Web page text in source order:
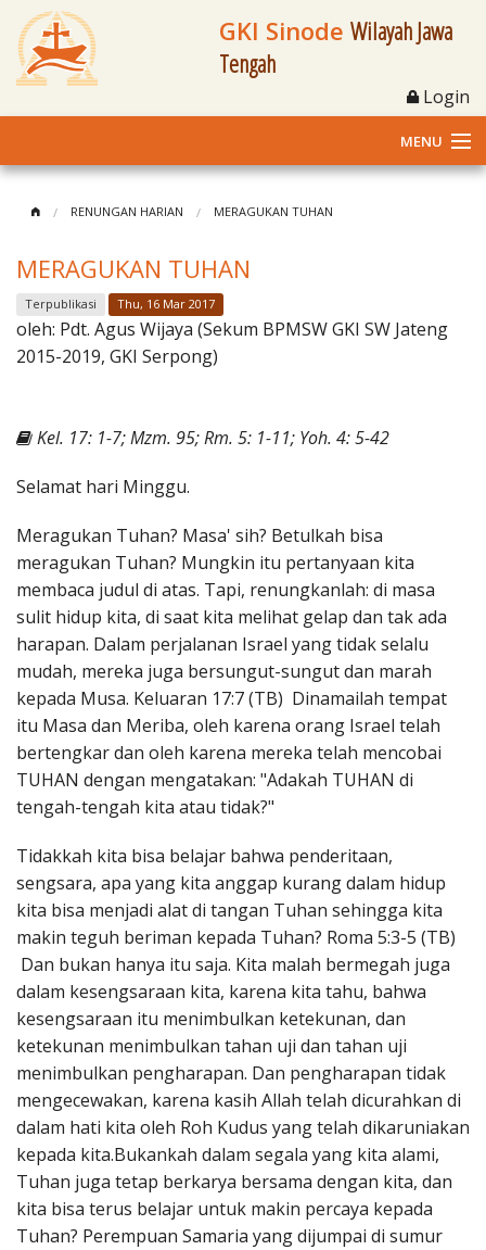
GKI Sinode Wilayah Jawa
Tengah
Login
MENU
Klasis dan Jemaat
Berita Kegiatan
Materi
RENUNGAN HARIAN MERAGUKAN TUHAN
MERAGUKAN TUHAN
Terpublikasi Thu, 16 Mar 2017
oleh: Pdt. Agus Wijaya (Sekum BPMSW GKI SW Jateng
2015-2019, GKI Serpong)
Kel. 17: 1-7; Mzm. 95; Rm. 5: 1-11; Yoh. 4: 5-42
Selamat hari Minggu.
Meragukan Tuhan? Masa' sih? Betulkah bisa
meragukan Tuhan? Mungkin itu pertanyaan kita
membaca judul di atas. Tapi, renungkanlah: di masa
sulit hidup kita, di saat kita melihat gelap dan tak ada
harapan. Dalam perjalanan Israel yang tidak selalu
mudah, mereka juga bersungut-sungut dan marah
kepada Musa. Keluaran 17:7 (TB) Dinamailah tempat
itu Masa dan Meriba, oleh karena orang Israel telah
bertengkar dan oleh karena mereka telah mencobai
TUHAN dengan mengatakan: "Adakah TUHAN di
tengah-tengah kita atau tidak?"
Tidakkah kita bisa belajar bahwa penderitaan,
sengsara, apa yang kita anggap kurang dalam hidup
kita bisa menjadi alat di tangan Tuhan sehingga kita
makin teguh beriman kepada Tuhan? Roma 5:3-5 (TB)
Dan bukan hanya itu saja. Kita malah bermegah juga
dalam kesengsaraan kita, karena kita tahu, bahwa
kesengsaraan itu menimbulkan ketekunan, dan
ketekunan menimbulkan tahan uji dan tahan uji
menimbulkan pengharapan. Dan pengharapan tidak
mengecewakan, karena kasih Allah telah dicurahkan di
dalam hati kita oleh Roh Kudus yang telah dikaruniakan
kepada kita.Bukankah dalam segala yang kita alami,
Tuhan juga tetap berkarya bersama dengan kita, dan
kita bisa terus belajar untuk makin percaya kepada
Tuhan? Perempuan Samaria yang dijumpai di sumur